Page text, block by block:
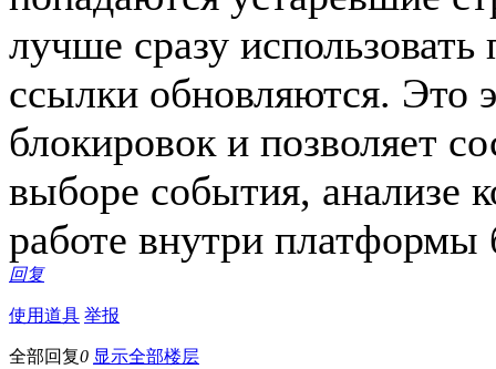
лучше сразу
ссылки обновляются. Это
блокировок и позволяет
выборе события, анализе
работе внутри платформы
回复
使用道具 举报
全部回复0 显示全部楼层